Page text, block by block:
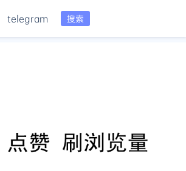
搜索
telegram